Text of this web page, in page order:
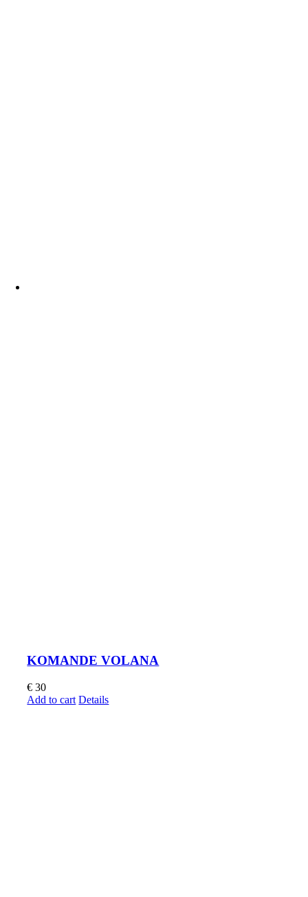
KOMANDE VOLANA
€ 30
Add to cart Details